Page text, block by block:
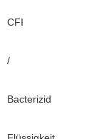
CFI
/
Bacterizid